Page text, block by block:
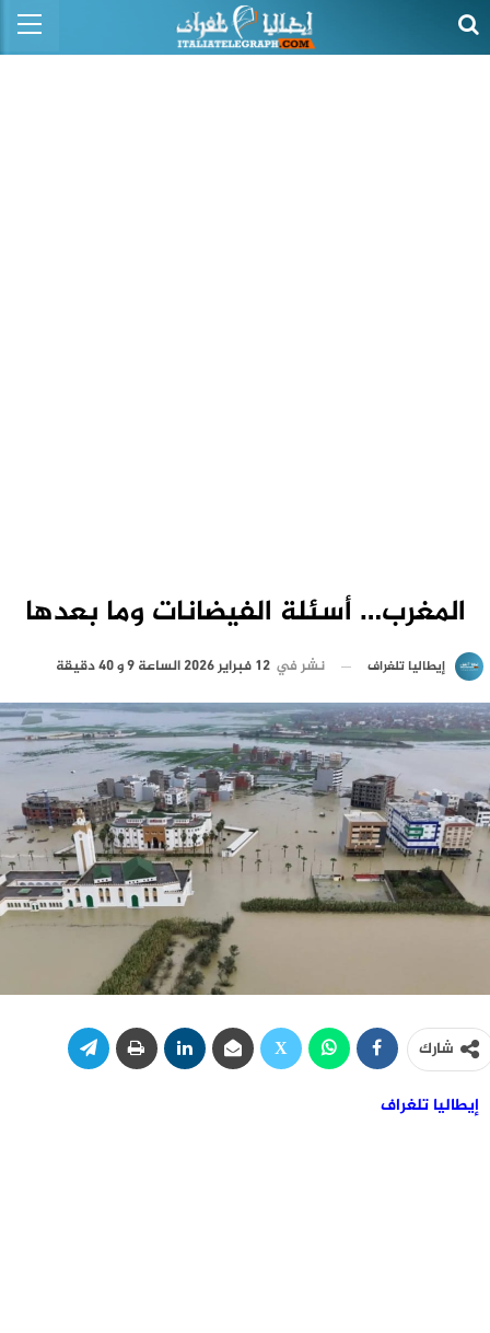
المغرب… أسئلة الفيضانات وما بعدها
إيطاليا تلغراف نشر في 12 فبراير 2026 الساعة 9 و 40 دقيقة
شارك
إيطاليا تلغراف